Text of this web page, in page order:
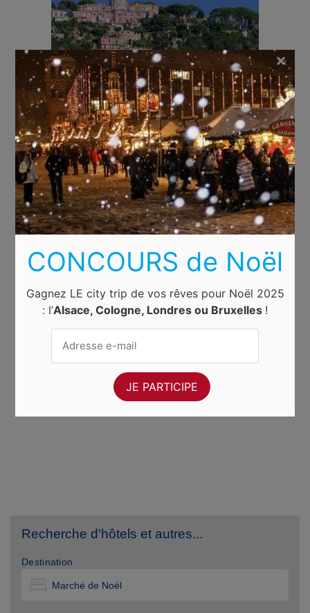
Recherche d'hôtels et autres...
Destination
CONCOURS de Noël
Gagnez LE city trip de vos rêves pour Noël 2025
: l’Alsace, Cologne, Londres ou Bruxelles !
×